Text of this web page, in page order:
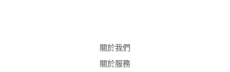
關於我們
關於服務